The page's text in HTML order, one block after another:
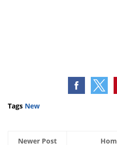
Tags New
Newer Post